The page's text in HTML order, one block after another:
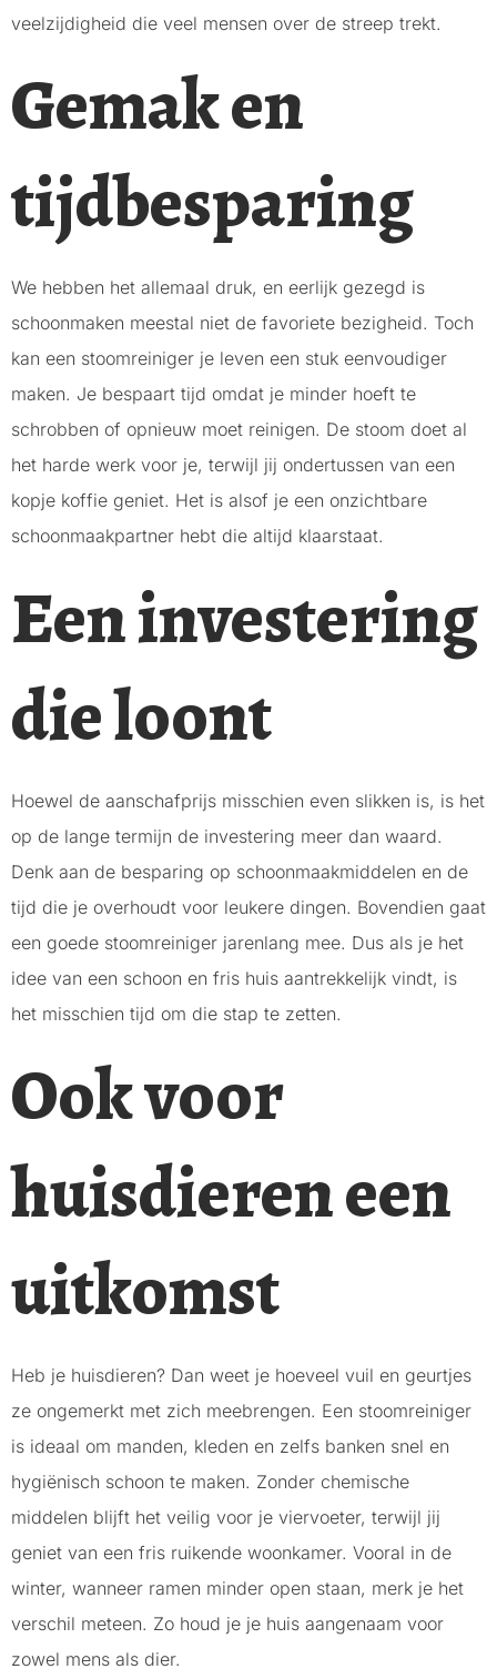
veelzijdigheid die veel mensen over de streep trekt.
Gemak en
tijdbesparing
We hebben het allemaal druk, en eerlijk gezegd is
schoonmaken meestal niet de favoriete bezigheid. Toch
kan een stoomreiniger je leven een stuk eenvoudiger
maken. Je bespaart tijd omdat je minder hoeft te
schrobben of opnieuw moet reinigen. De stoom doet al
het harde werk voor je, terwijl jij ondertussen van een
kopje koffie geniet. Het is alsof je een onzichtbare
schoonmaakpartner hebt die altijd klaarstaat.
Een investering
die loont
Hoewel de aanschafprijs misschien even slikken is, is het
op de lange termijn de investering meer dan waard.
Denk aan de besparing op schoonmaakmiddelen en de
tijd die je overhoudt voor leukere dingen. Bovendien gaat
een goede stoomreiniger jarenlang mee. Dus als je het
idee van een schoon en fris huis aantrekkelijk vindt, is
het misschien tijd om die stap te zetten.
Ook voor
huisdieren een
uitkomst
Heb je huisdieren? Dan weet je hoeveel vuil en geurtjes
ze ongemerkt met zich meebrengen. Een stoomreiniger
is ideaal om manden, kleden en zelfs banken snel en
hygiënisch schoon te maken. Zonder chemische
middelen blijft het veilig voor je viervoeter, terwijl jij
geniet van een fris ruikende woonkamer. Vooral in de
winter, wanneer ramen minder open staan, merk je het
verschil meteen. Zo houd je je huis aangenaam voor
zowel mens als dier.